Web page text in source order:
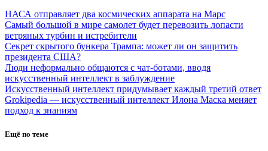
НАСА отправляет два космических аппарата на Марс
Самый большой в мире самолет будет перевозить лопасти
ветряных турбин и истребители
Секрет скрытого бункера Трампа: может ли он защитить
президента США?
Люди неформально общаются с чат-ботами, вводя
искусственный интеллект в заблуждение
Искусственный интеллект придумывает каждый третий ответ
Grokipedia — искусственный интеллект Илона Маска меняет
подход к знаниям
Ещё по теме